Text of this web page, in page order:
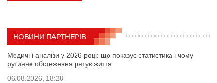
НОВИНИ ПАРТНЕРІВ
Медичні аналізи у 2026 році: що показує статистика і чому
рутинне обстеження рятує життя
06.08.2026, 18:28